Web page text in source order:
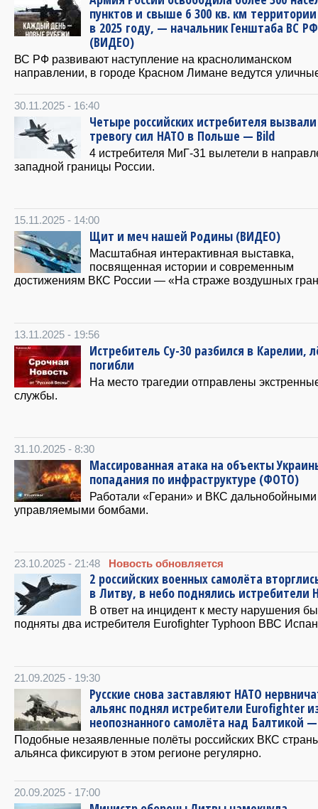
пунктов и свыше 6 300 кв. км территории
в 2025 году, — начальник Генштаба ВС РФ
(ВИДЕО)
ВС РФ развивают наступление на краснолиманском
направлении, в городе Красном Лимане ведутся
30.11.2025 - 16:40
Четыре российских истребителя вызвали
тревогу сил НАТО в Польше — Bild
4 истребителя МиГ-31 вылетели в
западной границы России.
15.11.2025 - 14:00
Щит и меч нашей Родины (ВИДЕО)
Масштабная интерактивная выставка,
посвященная истории и современным
достижениям ВКС России — «На страже воздушных
13.11.2025 - 19:56
Истребитель Су-30 разбился в Карелии,
погибли
На место трагедии отправлены
службы.
31.10.2025 - 8:30
Массированная атака на объекты
попадания по инфраструктуре (ФОТО)
Работали «Герани» и ВКС дальнобойными
управляемыми бомбами.
23.10.2025 - 21:48 Новость обновляется
2 российских военных самолёта
в Литву, в небо поднялись истребители
В ответ на инцидент к месту нарушения
подняты два истребителя Eurofighter Typhoon ВВС
21.09.2025 - 19:30
Русские снова заставляют НАТО
альянс поднял истребители Eurofighter
неопознанного самолёта над Балтикой
Подобные незаявленные полёты российских ВКС
альянса фиксируют в этом регионе регулярно.
20.09.2025 - 17:00